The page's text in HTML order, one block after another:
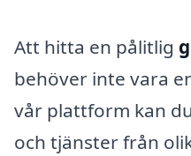
Att hitta en pålitlig
behöver inte vara
vår plattform kan
och tjänster från